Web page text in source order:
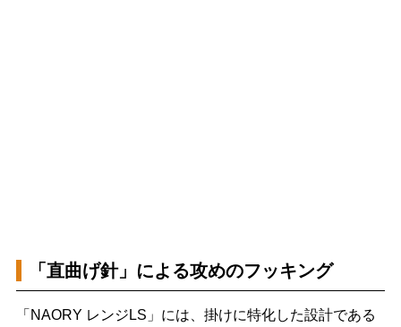
「直曲げ針」による攻めのフッキング
「NAORY レンジLS」には、掛けに特化した設計である